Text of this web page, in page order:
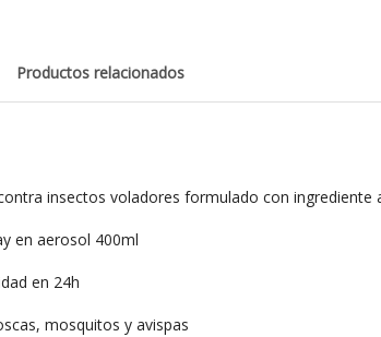
Productos relacionados
insectos voladores formulado con ingrediente
en aerosol 400ml
en 24h
mosquitos y avispas